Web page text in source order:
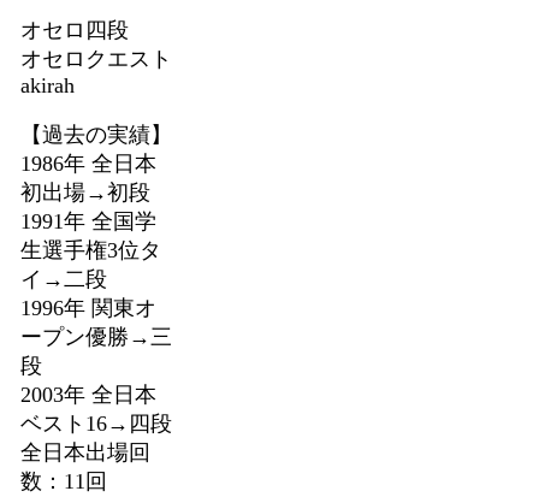
オセロ四段
オセロクエスト
akirah
【過去の実績】
1986年 全日本
初出場→初段
1991年 全国学
生選手権3位タ
イ→二段
1996年 関東オ
ープン優勝→三
段
2003年 全日本
ベスト16→四段
全日本出場回
数：11回